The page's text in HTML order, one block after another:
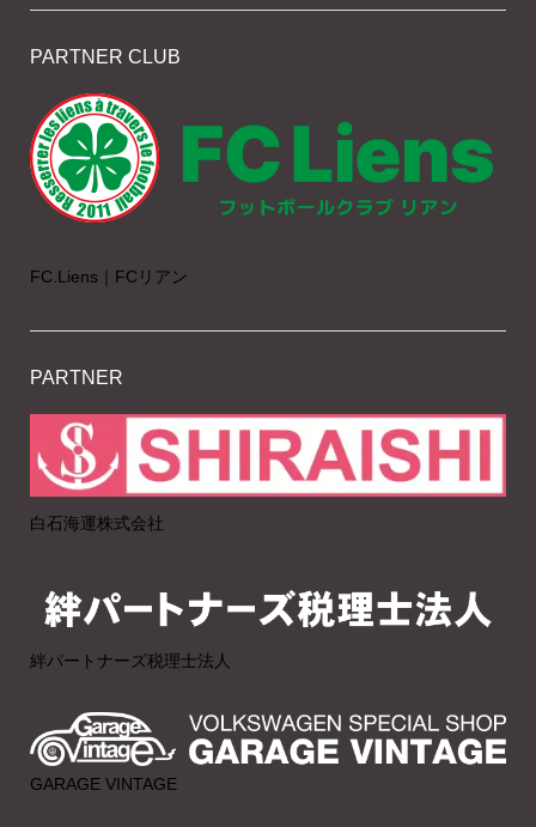
PARTNER CLUB
FC.Liens｜FCリアン
PARTNER
白石海運株式会社
絆パートナーズ税理士法人
GARAGE VINTAGE